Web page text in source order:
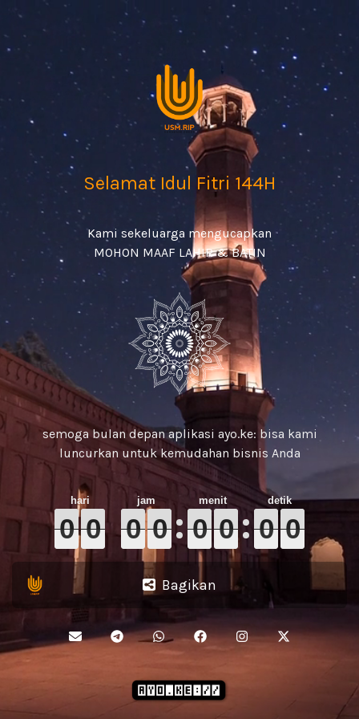
Selamat Idul Fitri 144H
Kami sekeluarga mengucapkan
MOHON MAAF LAHIR & BATIN
semoga bulan depan aplikasi ayo.ke: bisa kami
luncurkan untuk kemudahan bisnis Anda
0
0
0
0 0
0
0
0 0
0
0
0 0
0
0
0 0
0
0
0 0
0
0
0 0
0
0
0 0
0
0
0
Bagikan